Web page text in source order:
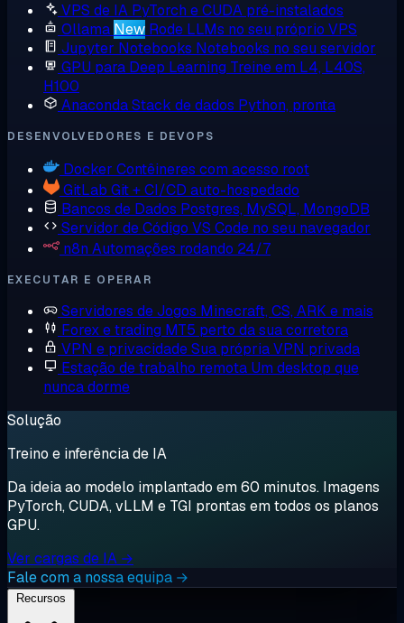
VPS de IA PyTorch e CUDA pré-instalados
Ollama New Rode LLMs no seu próprio VPS
Jupyter Notebooks Notebooks no seu servidor
GPU para Deep Learning Treine em L4, L40S,
H100
AnacondaStack de dados Python, pronta
DESENVOLVEDORES E DEVOPS
Docker Contêineres com acesso root
GitLab Git + CI/CD auto-hospedado
Bancos de Dados Postgres, MySQL, MongoDB
Servidor de Código VS Code no seu navegador
n8n Automações rodando 24/7
EXECUTAR E OPERAR
Servidores de Jogos Minecraft, CS, ARK e mais
Forex e trading MT5 perto da sua corretora
VPN e privacidadeSua própria VPN privada
Estação de trabalho remota Um desktop que
nunca dorme
Solução
Treino e inferência de IA
Da ideia ao modelo implantado em 60 minutos. Imagens
PyTorch, CUDA, vLLM e TGI prontas em todos os planos
GPU.
Ver cargas de IA →
Fale com a nossa equipa →